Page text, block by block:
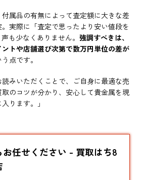
付属品の有無によって査定額に大きな差
実際に「査定で思ったより安い値段を
も少なくありません。強調すべきは、
トや店舗選び次第で数万円単位の差が
点です。
みいただくことで、ご自身に最適な売
のコツが分かり、安心して貴金属を現
ります。」
任せください - 買取はち8